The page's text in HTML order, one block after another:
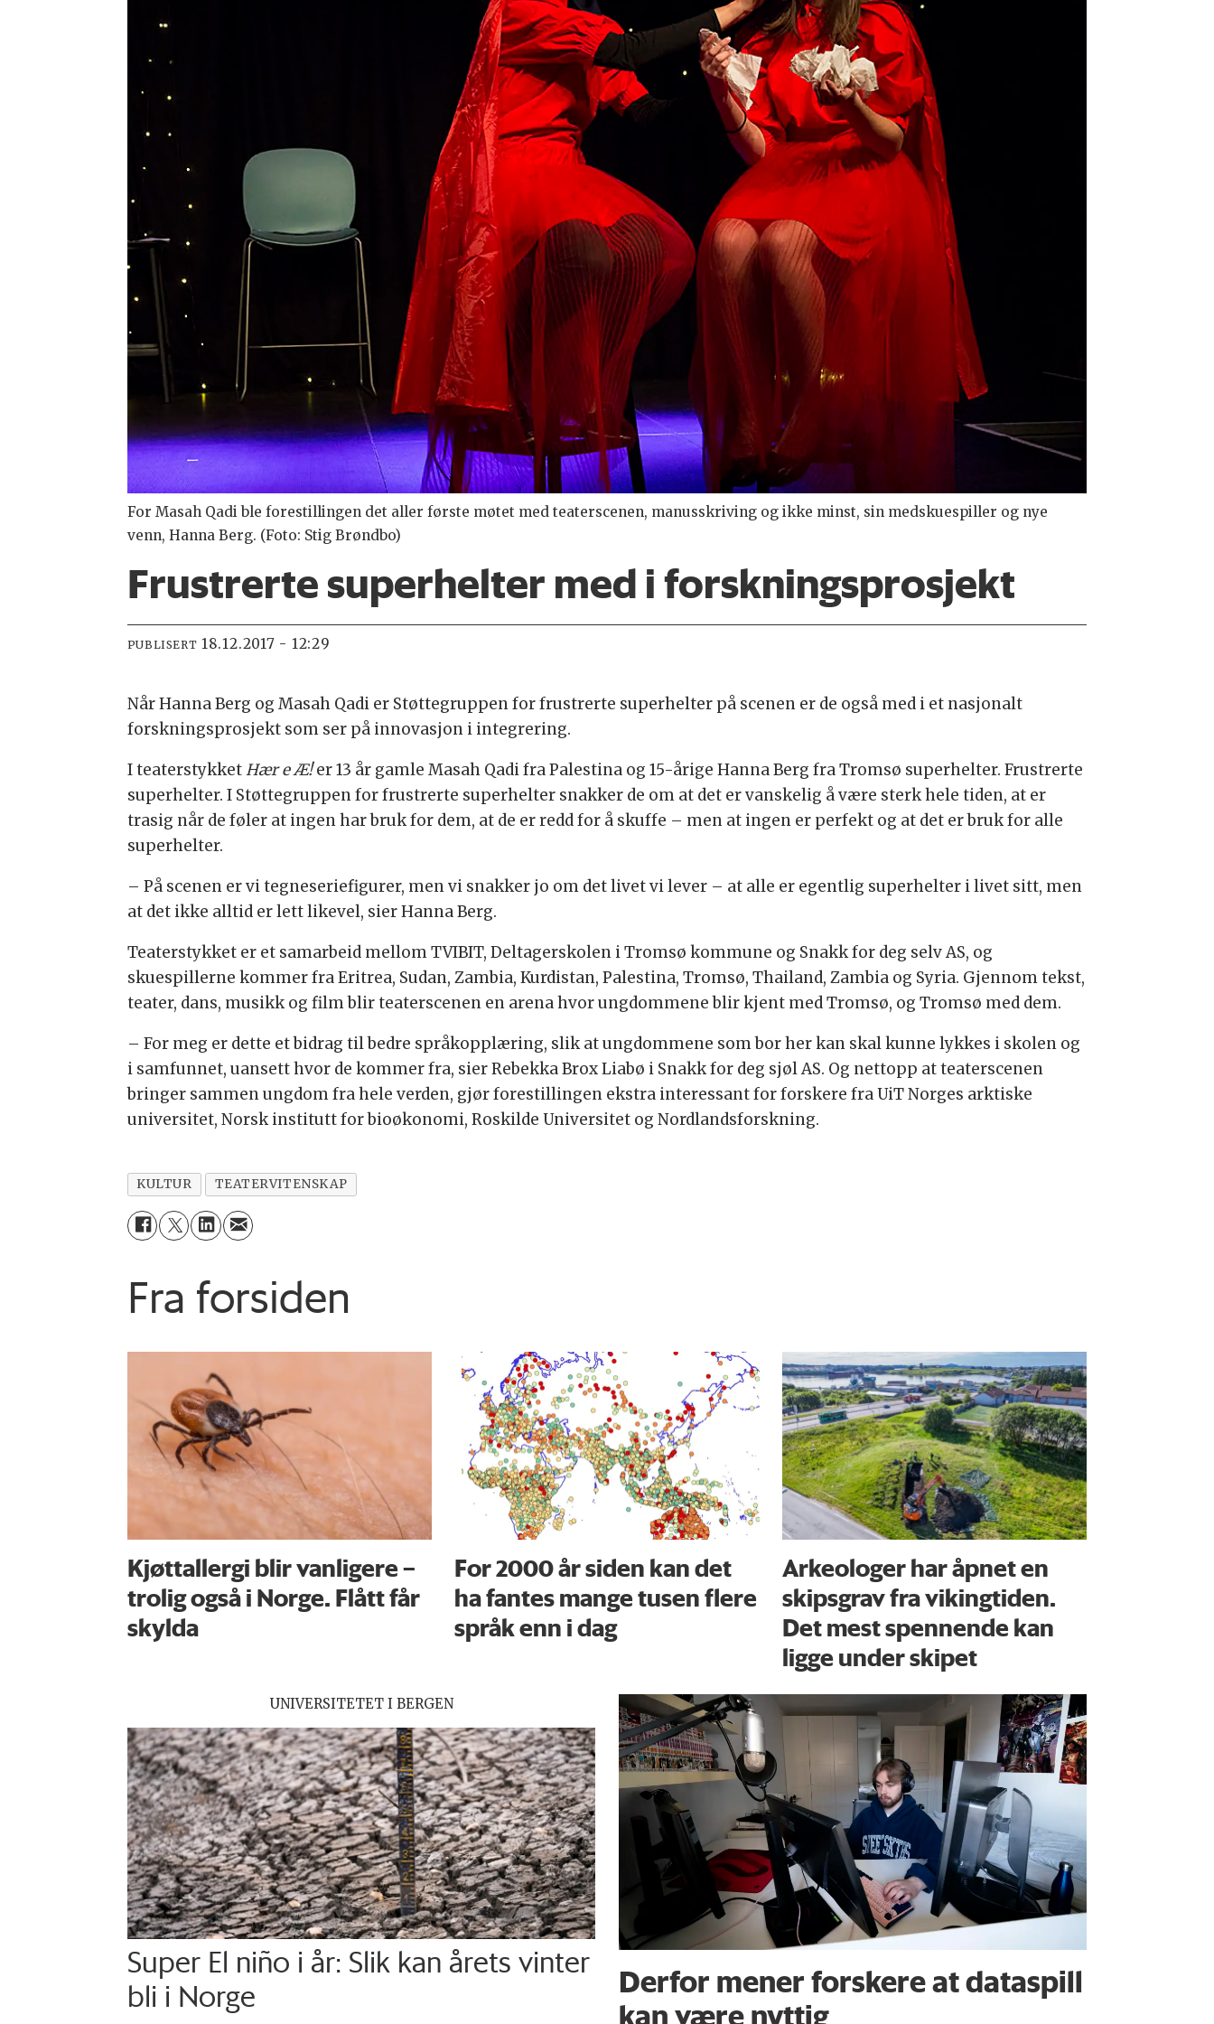
For Masah Qadi ble forestillingen det aller første møtet med teaterscenen, manusskriving og ikke minst, sin medskuespiller og nye
venn, Hanna Berg. (Foto: Stig Brøndbo)
Frustrerte superhelter med i forskningsprosjekt
PUBLISERT 18.12.2017 - 12:29
Når Hanna Berg og Masah Qadi er Støttegruppen for frustrerte superhelter på scenen er de også med i et nasjonalt
forskningsprosjekt som ser på innovasjon i integrering.
I teaterstykketHær e Æ!er 13 år gamle Masah Qadi fra Palestina og 15-årige Hanna Berg fra Tromsø superhelter. Frustrerte
superhelter. I Støttegruppen for frustrerte superhelter snakker de om at det er vanskelig å være sterk hele tiden, at er
trasig når de føler at ingen har bruk for dem, at de er redd for å skuffe – men at ingen er perfekt og at det er bruk for alle
superhelter.
– På scenen er vi tegneseriefigurer, men vi snakker jo om det livet vi lever – at alle er egentlig superhelter i livet sitt, men
at det ikke alltid er lett likevel, sier Hanna Berg.
Teaterstykket er et samarbeid mellom TVIBIT, Deltagerskolen i Tromsø kommune og Snakk for deg selv AS, og
skuespillerne kommer fra Eritrea, Sudan, Zambia, Kurdistan, Palestina, Tromsø, Thailand, Zambia og Syria. Gjennom tekst,
teater, dans, musikk og film blir teaterscenen en arena hvor ungdommene blir kjent med Tromsø, og Tromsø med dem.
– For meg er dette et bidrag til bedre språkopplæring, slik at ungdommene som bor her kan skal kunne lykkes i skolen og
i samfunnet, uansett hvor de kommer fra, sier Rebekka Brox Liabø i Snakk for deg sjøl AS. Og nettopp at teaterscenen
bringer sammen ungdom fra hele verden, gjør forestillingen ekstra interessant for forskere fra UiT Norges arktiske
universitet, Norsk institutt for bioøkonomi, Roskilde Universitet og Nordlandsforskning.
KULTUR TEATERVITENSKAP
Fra forsiden
Kjøttallergi blir vanligere –
trolig også i Norge. Flått får
skylda
For 2000 år siden kan det
ha fantes mange tusen flere
språk enn i dag
Arkeologer har åpnet en
skipsgrav fra vikingtiden.
Det mest spennende kan
ligge under skipet
UNIVERSITETET I BERGEN
Super El niño i år: Slik kan årets vinter
bli i Norge
Derfor mener forskere at dataspill
kan være nyttig